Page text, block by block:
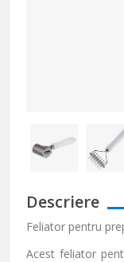
Descriere
Feliator pentru
Acest feliator